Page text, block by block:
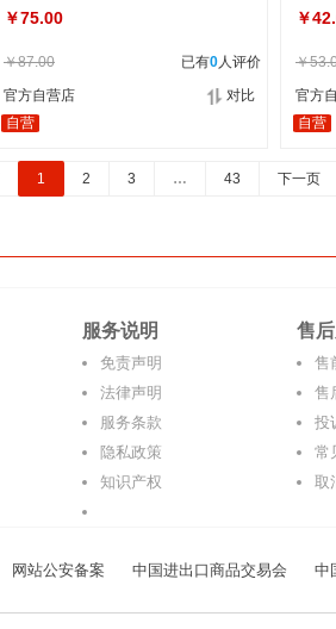
￥75.00
￥87.00 已有0人评价
官方自营店
对比
自营
￥
￥
官方
自营
1 2 3 … 43 下一页
服务说明
免责声明
法律声明
服务条款
隐私政策
知识产权
售
售
售
投
常
取
网站公安备案 中国进出口商品交易会 中